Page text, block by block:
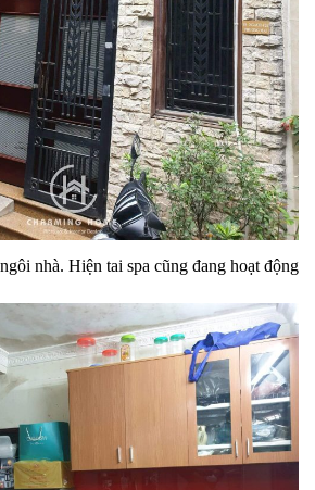
nhà. Hiện tai spa cũng đang hoạt động